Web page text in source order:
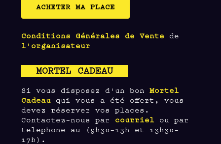
ACHETER MA PLACE
Conditions Générales de Vente de
l'organisateur
MORTEL CADEAU
Si vous disposez d'un bonMortel
Cadeau qui vous a été offert, vous
devez réserver vos places.
Contactez-nous par courriel ou par
telephone au (9h30-13h et 13h30-
17h).